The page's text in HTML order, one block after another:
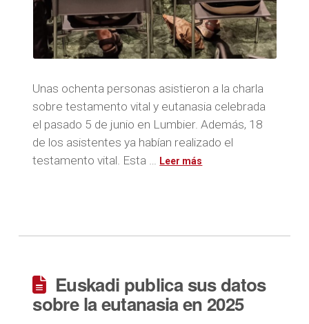
Unas ochenta personas asistieron a la charla
sobre testamento vital y eutanasia celebrada
el pasado 5 de junio en Lumbier. Además, 18
de los asistentes ya habían realizado el
testamento vital. Esta …
Euskadi publica sus datos
sobre la eutanasia en 2025